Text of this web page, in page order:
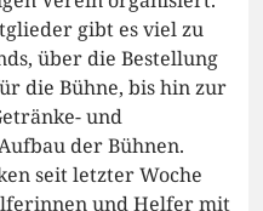
gibt es viel zu
über die Bestellung
die Bühne, bis hin zur
und
der Bühnen.
seit letzter Woche
und Helfer mit